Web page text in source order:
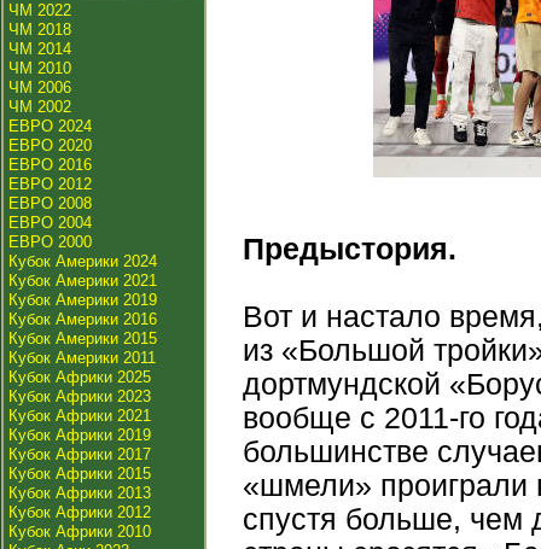
ЧМ 2022
ЧМ 2018
ЧМ 2014
ЧМ 2010
ЧМ 2006
ЧМ 2002
ЕВРО 2024
ЕВРО 2020
ЕВРО 2016
ЕВРО 2012
ЕВРО 2008
ЕВРО 2004
ЕВРО 2000
Кубок Америки 2024
Кубок Америки 2021
Кубок Америки 2019
Кубок Америки 2016
Кубок Америки 2015
Кубок Америки 2011
Кубок Африки 2025
Кубок Африки 2023
Кубок Африки 2021
Кубок Африки 2019
Кубок Африки 2017
Кубок Африки 2015
Кубок Африки 2013
Кубок Африки 2012
Кубок Африки 2010
Предыстория.
Вот и настало
из «Большой
дортмундской
вообще с 2011-го
большинстве
«шмели» проиграли
спустя больше, чем